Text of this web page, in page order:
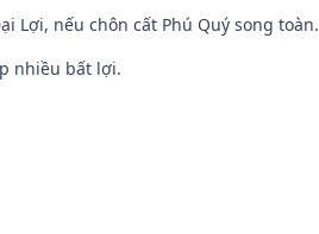
Lợi, nếu chôn cất Phú Quý song toàn.
nhiều bất lợi.